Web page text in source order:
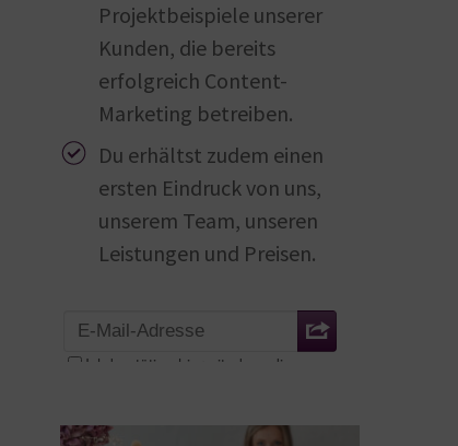
Projektbeispiele unserer
Kunden, die bereits
erfolgreich Content-
Marketing betreiben.
Du erhältst zudem einen
ersten Eindruck von uns,
unserem Team, unseren
Leistungen und Preisen.